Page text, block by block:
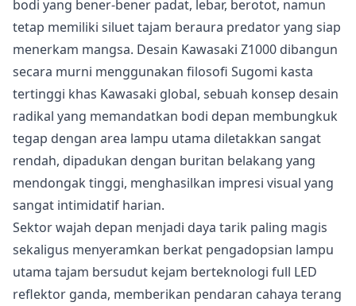
bodi yang bener-bener padat, lebar, berotot, namun
tetap memiliki siluet tajam beraura predator yang siap
menerkam mangsa. Desain Kawasaki Z1000 dibangun
secara murni menggunakan filosofi Sugomi kasta
tertinggi khas Kawasaki global, sebuah konsep desain
radikal yang memandatkan bodi depan membungkuk
tegap dengan area lampu utama diletakkan sangat
rendah, dipadukan dengan buritan belakang yang
mendongak tinggi, menghasilkan impresi visual yang
sangat intimidatif harian.
Sektor wajah depan menjadi daya tarik paling magis
sekaligus menyeramkan berkat pengadopsian lampu
utama tajam bersudut kejam berteknologi full LED
reflektor ganda, memberikan pendaran cahaya terang